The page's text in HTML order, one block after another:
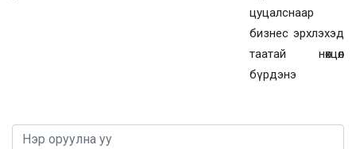
цуцалснаар
бизнес эрхлэхэд
таатай нөхцөл
бүрдэнэ